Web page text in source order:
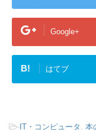
Google+
B! はてブ
-IT・コンピュータ 本